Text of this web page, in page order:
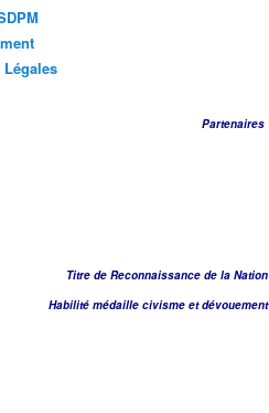
Partenaires
Titre de Reconnaissance de la Nation
Habilité médaille civisme et dévouement